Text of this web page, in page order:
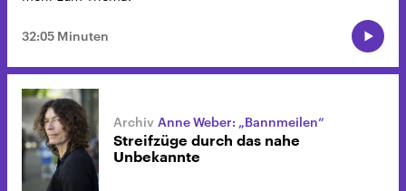
32:05 Minuten
Anne Weber: „Bannmeilen“
Streifzüge durch das nahe
Unbekannte